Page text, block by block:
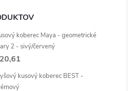
koberec Maya - geometrické
2 - sivý/červený
kusový koberec BEST -